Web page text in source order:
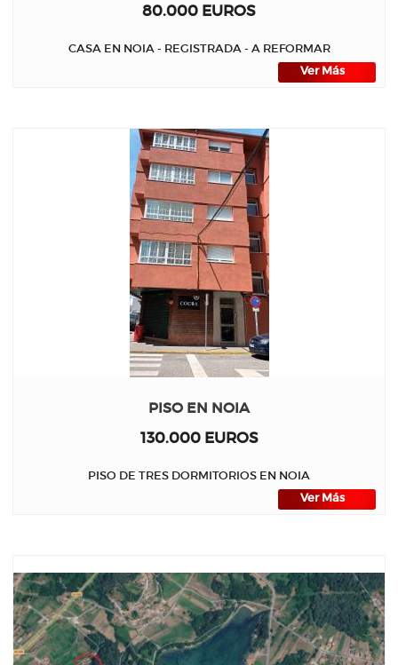
80.000 EUROS
CASA EN NOIA - REGISTRADA - A REFORMAR
Ver Más
PISO EN NOIA
130.000 EUROS
PISO DE TRES DORMITORIOS EN NOIA
Ver Más